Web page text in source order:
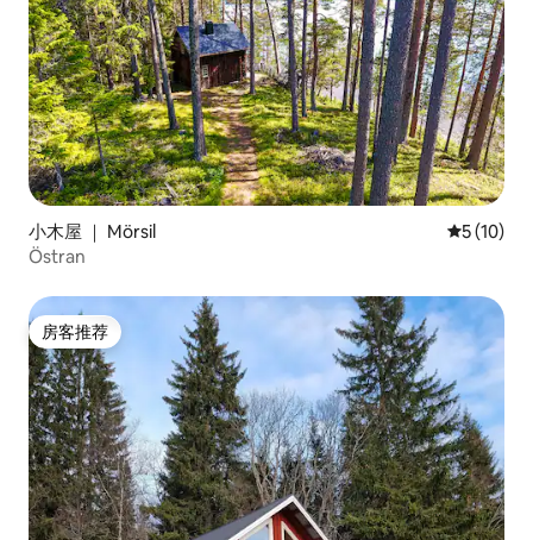
小木屋 ｜ Mörsil 平均评分
5 (10)
Östran
房客推荐
房客推荐